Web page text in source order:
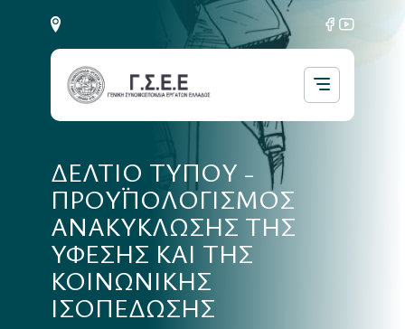
ΔΕΛΤΙΟ ΤΥΠΟΥ -
ΠΡΟΫΠΟΛΟΓΙΣΜΟΣ
ΑΝΑΚΥΚΛΩΣΗΣ ΤΗΣ
ΥΦΕΣΗΣ ΚΑΙ ΤΗΣ
ΚΟΙΝΩΝΙΚΗΣ
ΙΣΟΠΕΔΩΣΗΣ